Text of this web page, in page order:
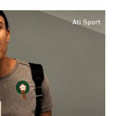
Ati Sport